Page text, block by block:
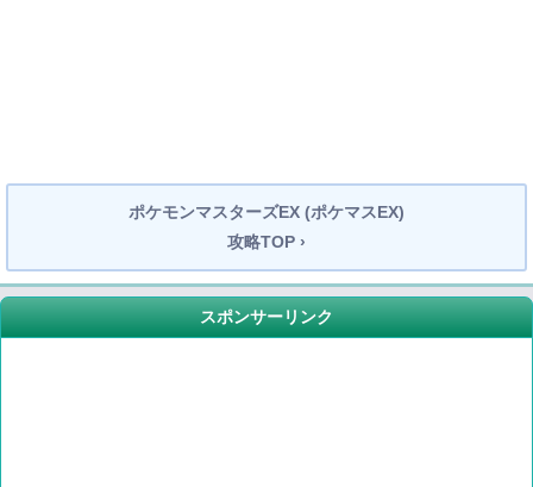
ポケモンマスターズEX (ポケマスEX)
攻略TOP ›
スポンサーリンク